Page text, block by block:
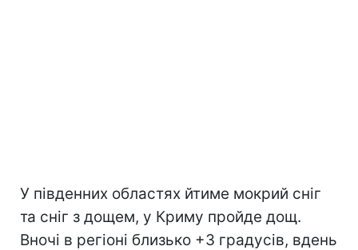
У південних областях йтиме мокрий сніг
та сніг з дощем, у Криму пройде дощ.
Вночі в регіоні близько +3 градусів, вдень